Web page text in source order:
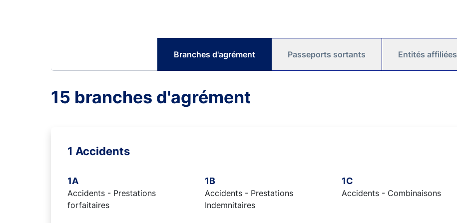
Branches d'agrément Passeports sortants Entités
15 branches d'agrément
1 Accidents
1A
Accidents - Prestations
forfaitaires
1B
Accidents - Prestations
Indemnitaires
1C
Accidents - Combinaisons